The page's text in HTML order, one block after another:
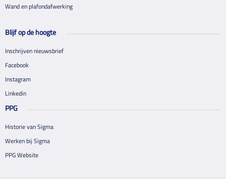
Wand en plafondafwerking
Blijf op de hoogte
Inschrijven nieuwsbrief
Facebook
Instagram
Linkedin
PPG
Historie van Sigma
Werken bij Sigma
PPG Website